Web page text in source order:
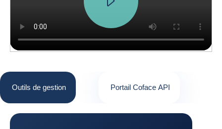
Outils de gestion Portail Coface API